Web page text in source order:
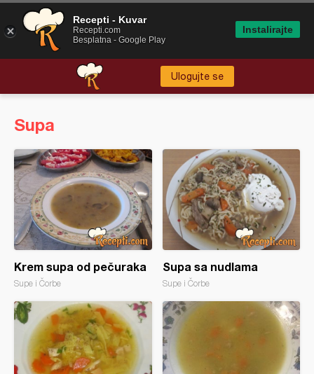
Ulogujte se
Supa
Krem supa od pečuraka
Supe i Čorbe
Supa sa nudlama
Supe i Čorbe
Recepti - Kuvar
Recepti.com
Besplatna - Google Play
Instalirajte